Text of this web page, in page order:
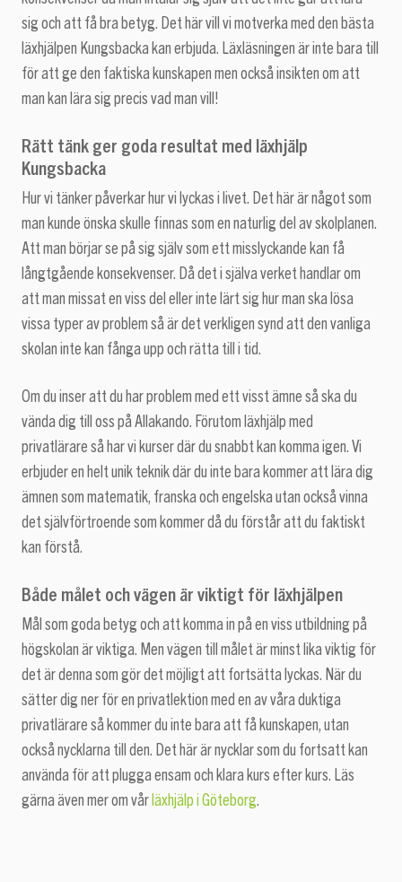
sig och att få bra betyg. Det här vill vi motverka med den bästa
läxhjälpen Kungsbacka kan erbjuda. Läxläsningen är inte bara till
för att ge den faktiska kunskapen men också insikten om att
man kan lära sig precis vad man vill!
Rätt tänk ger goda resultat med läxhjälp
Kungsbacka
Hur vi tänker påverkar hur vi lyckas i livet. Det här är något som
man kunde önska skulle finnas som en naturlig del av skolplanen.
Att man börjar se på sig själv som ett misslyckande kan få
långtgående konsekvenser. Då det i själva verket handlar om
att man missat en viss del eller inte lärt sig hur man ska lösa
vissa typer av problem så är det verkligen synd att den vanliga
skolan inte kan fånga upp och rätta till i tid.
Om du inser att du har problem med ett visst ämne så ska du
vända dig till oss på Allakando. Förutom läxhjälp med
privatlärare så har vi kurser där du snabbt kan komma igen. Vi
erbjuder en helt unik teknik där du inte bara kommer att lära dig
ämnen som matematik, franska och engelska utan också vinna
det självförtroende som kommer då du förstår att du faktiskt
kan förstå.
Både målet och vägen är viktigt för läxhjälpen
Mål som goda betyg och att komma in på en viss utbildning på
högskolan är viktiga. Men vägen till målet är minst lika viktig för
det är denna som gör det möjligt att fortsätta lyckas. När du
sätter dig ner för en privatlektion med en av våra duktiga
privatlärare så kommer du inte bara att få kunskapen, utan
också nycklarna till den. Det här är nycklar som du fortsatt kan
använda för att plugga ensam och klara kurs efter kurs. Läs
gärna även mer om vår läxhjälp i Göteborg.